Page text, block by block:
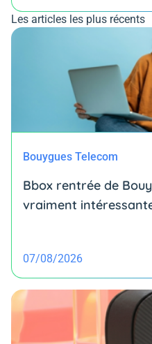
Les articles les plus récents
Bouygues Telecom
Bbox rentrée de
vraiment
07/08/2026